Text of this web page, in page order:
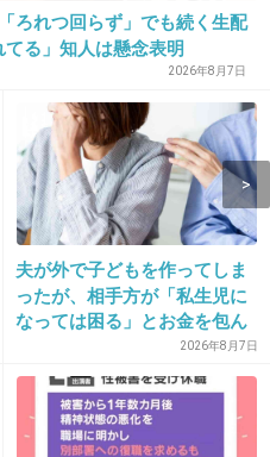
+25 -3
介者扱いされた冴えな
な能力が出て悪と闘う
+141 -7
ろれつ回らず」でも続く生配
る」知人は懸念表明
2026年8月7日
夫が外で子どもを作ってしま
ったが、相手方が「私生児に
なっては困る」とお金を包ん
で頭を下げに来ても応じず、
晩年まで離婚に応じなかった
親戚の話→「一生復讐にな
る」「これ本人幸せなの？」
2026年8月7日